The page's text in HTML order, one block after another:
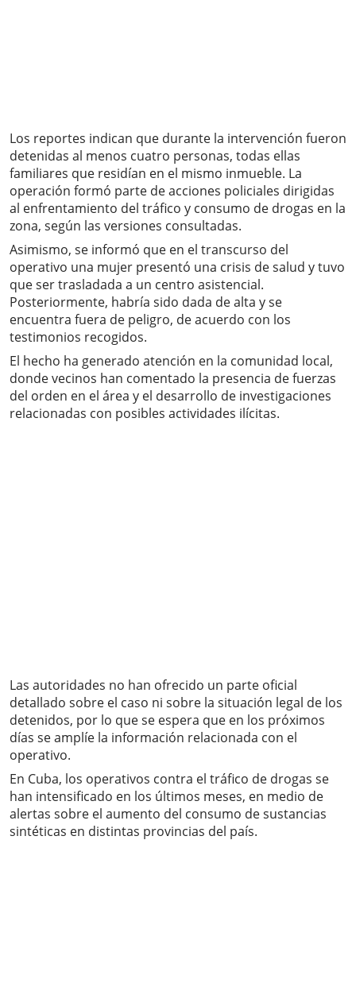
Los reportes indican que durante la intervención fueron
detenidas al menos cuatro personas, todas ellas
familiares que residían en el mismo inmueble. La
operación formó parte de acciones policiales dirigidas
al enfrentamiento del tráfico y consumo de drogas en la
zona, según las versiones consultadas.
Asimismo, se informó que en el transcurso del
operativo una mujer presentó una crisis de salud y tuvo
que ser trasladada a un centro asistencial.
Posteriormente, habría sido dada de alta y se
encuentra fuera de peligro, de acuerdo con los
testimonios recogidos.
El hecho ha generado atención en la comunidad local,
donde vecinos han comentado la presencia de fuerzas
del orden en el área y el desarrollo de investigaciones
relacionadas con posibles actividades ilícitas.
Las autoridades no han ofrecido un parte oficial
detallado sobre el caso ni sobre la situación legal de los
detenidos, por lo que se espera que en los próximos
días se amplíe la información relacionada con el
operativo.
En Cuba, los operativos contra el tráfico de drogas se
han intensificado en los últimos meses, en medio de
alertas sobre el aumento del consumo de sustancias
sintéticas en distintas provincias del país.